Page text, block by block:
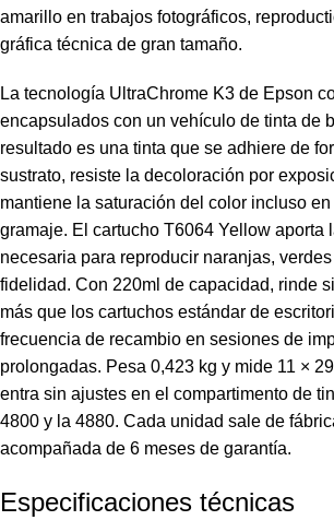
amarillo en trabajos fotográficos,
gráfica técnica de gran tamaño.
La tecnología UltraChrome K3 de Epson
encapsulados con un vehículo de tinta de
resultado es una tinta que se adhiere de
sustrato, resiste la decoloración por
mantiene la saturación del color incluso
gramaje. El cartucho T6064 Yellow aporta
necesaria para reproducir naranjas,
fidelidad. Con 220ml de capacidad, rinde
más que los cartuchos estándar de
frecuencia de recambio en sesiones de
prolongadas. Pesa 0,423 kg y mide 11 ×
entra sin ajustes en el compartimento de
4800 y la 4880. Cada unidad sale de
acompañada de 6 meses de garantía.
Especificaciones técnicas